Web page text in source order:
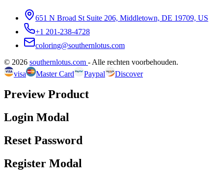
651 N Broad St Suite 206, Middletown, DE 19709, US
+1 201-238-4728
coloring@southernlotus.com
© 2026 southernlotus.com - Alle rechten voorbehouden.
visa
Master Card Paypal Discover
Preview Product
Login Modal
Reset Password
Register Modal